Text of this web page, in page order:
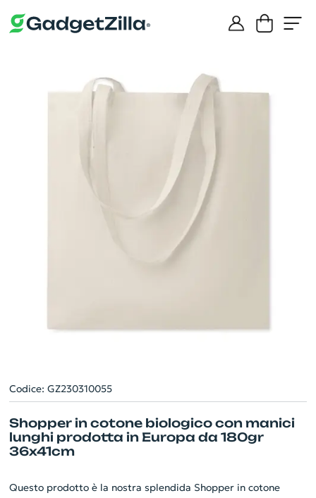
Codice: GZ230310055
Shopper in cotone biologico con manici
lunghi prodotta in Europa da 180gr
36x41cm
Questo prodotto è la nostra splendida Shopper in cotone